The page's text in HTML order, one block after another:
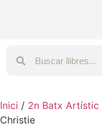
Inici / 2n Batx Artístic
Christie